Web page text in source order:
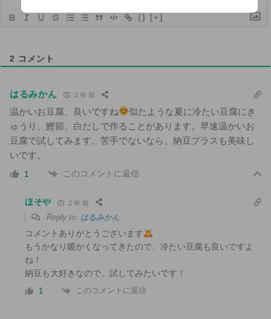
{} [+]
2 コメント
はるみかん 2 年 前
温かいお豆腐、良いですね
似たような夏に冷たい豆腐にき
ゅうり、鰹節、白だしで作ることがあります。早速温かいお
豆腐で試してみます。苦手でないなら、納豆プラスも美味し
いです。
1 このコメントに返信
ほそや 2 年 前
Reply to はるみかん
コメントありがとうございます
もうかなり暖かくなってきたので、冷たい豆腐も良いですよ
ね！
納豆も大好きなので、試してみたいです！
1 このコメントに返信